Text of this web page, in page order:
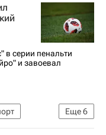
футболу)
в серии пенальти
и завоевал
Еще6